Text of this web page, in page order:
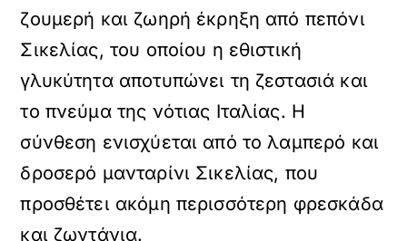
ζουμερή και ζωηρή έκρηξη από πεπόνι
Σικελίας, του οποίου η εθιστική
γλυκύτητα αποτυπώνει τη ζεστασιά και
το πνεύμα της νότιας Ιταλίας. Η
σύνθεση ενισχύεται από το λαμπερό και
δροσερό μανταρίνι Σικελίας, που
προσθέτει ακόμη περισσότερη φρεσκάδα
και ζωντάνια.